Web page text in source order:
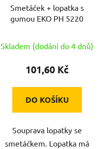
Smetáček + lopatka s
gumou EKO PH 5220
Skladem (dodání do 4 dnů)
101,60 Kč
DO KOŠÍKU
Souprava lopatky se
smetáčkem. Lopatka má